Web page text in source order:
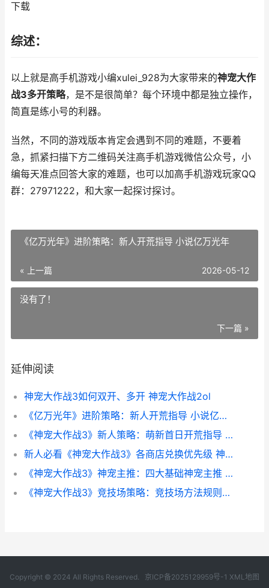
下载
综述：
以上就是高手机游戏小编xulei_928为大家带来的神宠大作
战3多开策略，是不是很简单？每个环境中都是独立操作，
简直是练小号的利器。
当然，不同的游戏版本肯定会遇到不同的难题，不要着
急，抓紧扫描下方二维码关注高手机游戏微信公众号，小
编每天准点回答大家的难题，也可以加高手机游戏玩家QQ
群：27971222，和大家一起探讨探讨。
《亿万光年》进阶策略：新人开荒指导 小说亿万光年
« 上一篇 2026-05-12
没有了！
下一篇 »
延伸阅读
神宠大作战3如何双开、多开 神宠大作战2ol
《亿万光年》进阶策略：新人开荒指导 小说亿万光年
《神宠大作战3》新人策略：萌新首日开荒指导 神宠大作战1
新人必看《神宠大作战3》各商店兑换优先级 神宠有哪些作品
《神宠大作战3》神宠主推：四大基础神宠主推 神宠大作战无限购买版
《神宠大作战3》竞技场策略：竞技场方法规则详细解答 神宠大作战2ol
Copyright © 2024 All Rights Reserved. 京ICP备2025129959号-1 XML地图